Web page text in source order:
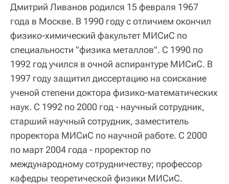
Дмитрий Ливанов родился 15 февраля 1967
года в Москве. В 1990 году с отличием окончил
физико-химический факультет МИСиС по
специальности "физика металлов". С 1990 по
1992 год учился в очной аспирантуре МИСиС. В
1997 году защитил диссертацию на соискание
ученой степени доктора физико-математических
наук. С 1992 по 2000 год - научный сотрудник,
старший научный сотрудник, заместитель
проректора МИСиС по научной работе. С 2000
по март 2004 года - проректор по
международному сотрудничеству; профессор
кафедры теоретической физики МИСиС.